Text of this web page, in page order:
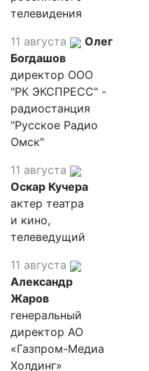
телевидения
11 августа
Олег
Богдашов
директор ООО
"РК ЭКСПРЕСС" -
радиостанция
"Русское Радио
Омск"
11 августа
Оскар Кучера
актер театра
и кино,
телеведущий
11 августа
Александр
Жаров
генеральный
директор АО
«Газпром-Медиа
Холдинг»